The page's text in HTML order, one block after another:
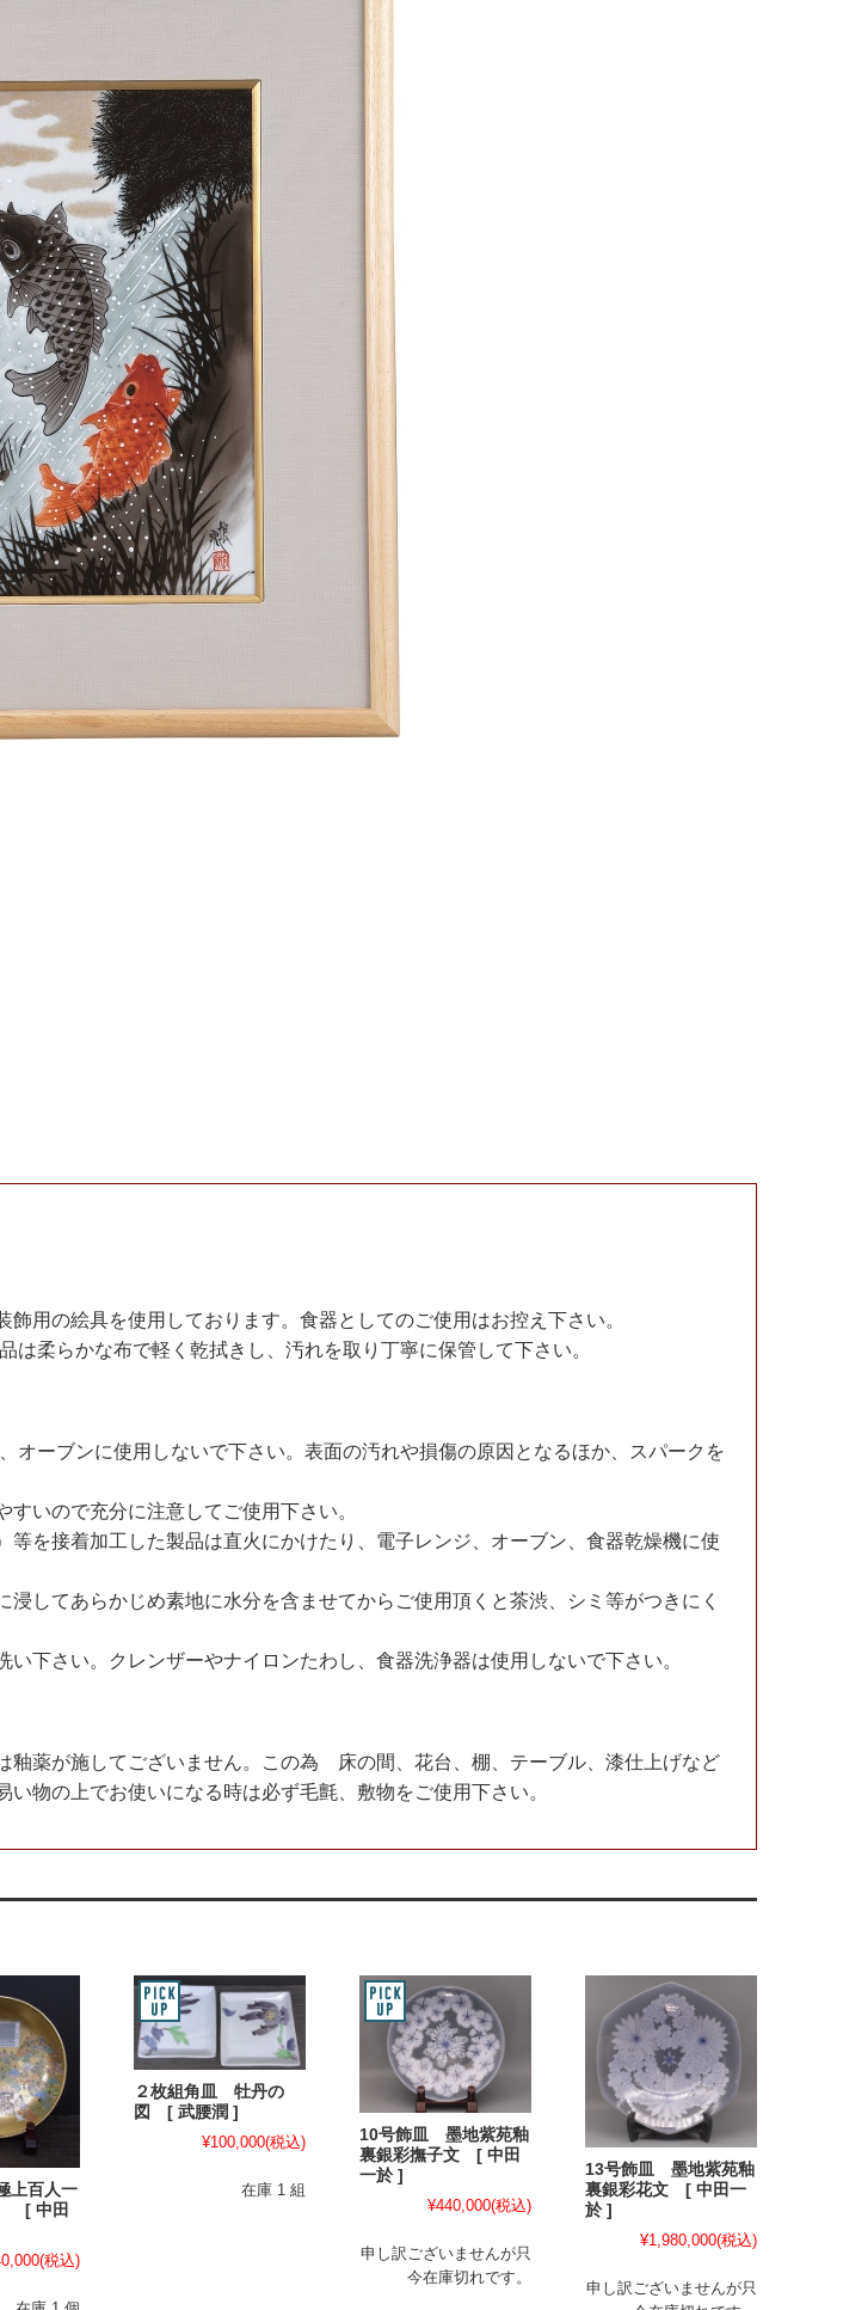
飾用の絵具を使用しております。食器としてのご使用はお控え下さい。
は柔らかな布で軽く乾拭きし、汚れを取り丁寧に保管して下さい。
オーブンに使用しないで下さい。表面の汚れや損傷の原因となるほか、スパークを
すいので充分に注意してご使用下さい。
等を接着加工した製品は直火にかけたり、電子レンジ、オーブン、食器乾燥機に使
浸してあらかじめ素地に水分を含ませてからご使用頂くと茶渋、シミ等がつきにく
い下さい。クレンザーやナイロンたわし、食器洗浄器は使用しないで下さい。
釉薬が施してございません。この為 床の間、花台、棚、テーブル、漆仕上げなど
物の上でお使いになる時は必ず毛氈、敷物をご使用下さい。
上百人一
[ 中田
(税込)
２枚組角皿 牡丹の
図 [ 武腰潤 ]
¥100,000(税込)
在庫 1 組
10号飾皿 墨地紫苑釉
裏銀彩撫子文 [ 中田
一於 ]
¥440,000(税込)
申し訳ございませんが只
今在庫切れです。
13号飾皿 墨地紫苑釉
裏銀彩花文 [ 中田一
於 ]
¥1,980,000(税込)
申し訳ございませんが只